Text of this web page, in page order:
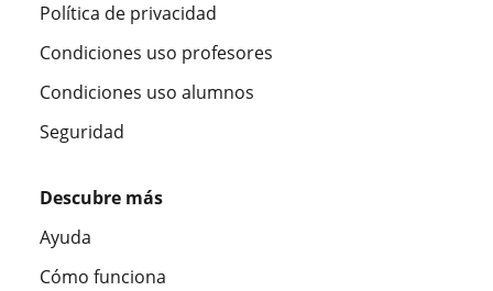
Política de privacidad
Condiciones uso profesores
Condiciones uso alumnos
Seguridad
Descubre más
Ayuda
Cómo funciona